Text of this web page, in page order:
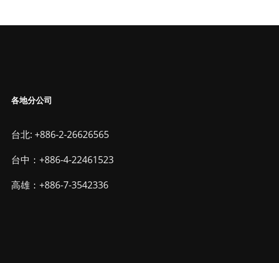
各地分公司
台北: +886-2-26626565
台中：+886-4-22461523
高雄：+886-7-3542336